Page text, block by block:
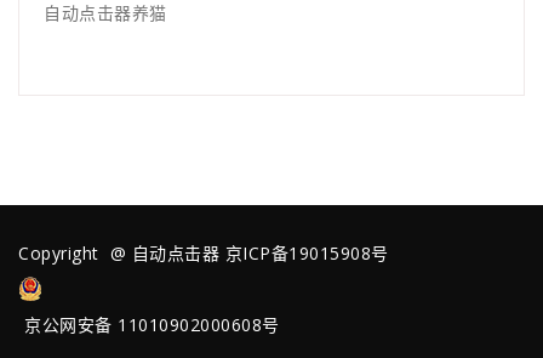
自动点击器养猫
Copyright @ 自动点击器 京ICP备19015908号
京公网安备 11010902000608号